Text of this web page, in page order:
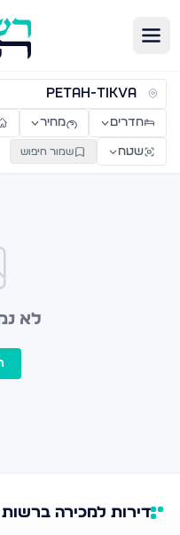
דירות למכירה
חדרים מחיר
שטח שמור חיפוש
לא
דירות למכירה ברשות